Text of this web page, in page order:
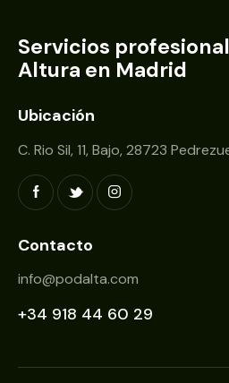
Servicios
Altura en Madrid
Ubicación
C. Rio Sil, 11, Bajo, 28723
Contacto
info@podalta.com
+34 918 44 60 29